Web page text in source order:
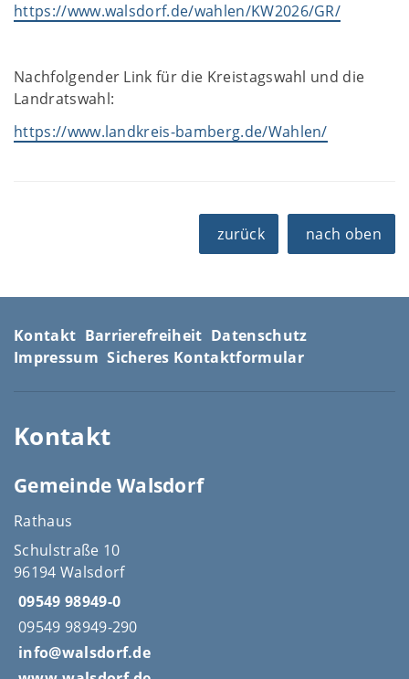
https://www.walsdorf.de/wahlen/KW2026/GR/
Nachfolgender Link für die Kreistagswahl und die
Landratswahl:
https://www.landkreis-bamberg.de/Wahlen/
zurück nach oben
Kontakt Barrierefreiheit Datenschutz
Impressum Sicheres Kontaktformular
Kontakt
Gemeinde Walsdorf
Rathaus
Schulstraße 10
96194 Walsdorf
09549 98949-0
09549 98949-290
info@walsdorf.de